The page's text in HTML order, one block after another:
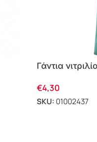
Γάντια
€4,30
SKU: 01002437